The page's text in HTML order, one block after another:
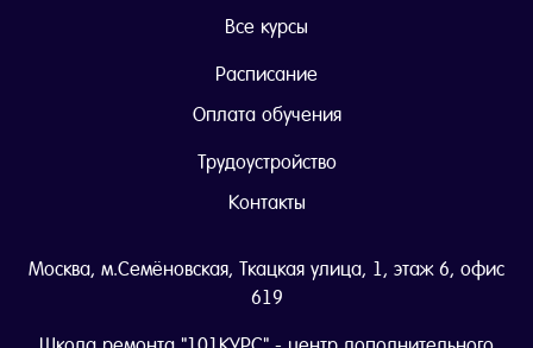
Все курсы
Расписание
Оплата обучения
Трудоустройство
Контакты
Москва, м.Семёновская, Ткацкая улица, 1, этаж 6, офис
619